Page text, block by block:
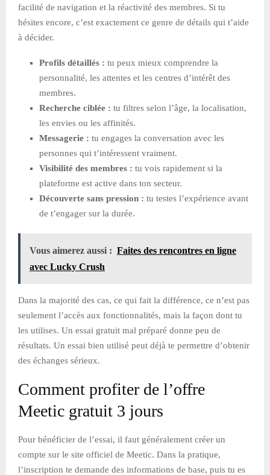
facilité de navigation et la réactivité des membres. Si tu
hésites encore, c’est exactement ce genre de détails qui t’aide
à décider.
Profils détaillés : tu peux mieux comprendre la
personnalité, les attentes et les centres d’intérêt des
membres.
Recherche ciblée : tu filtres selon l’âge, la localisation,
les envies ou les affinités.
Messagerie : tu engages la conversation avec les
personnes qui t’intéressent vraiment.
Visibilité des membres : tu vois rapidement si la
plateforme est active dans ton secteur.
Découverte sans pression : tu testes l’expérience avant
de t’engager sur la durée.
Vous aimerez aussi : Faites des rencontres en ligne
avec Lucky Crush
Dans la majorité des cas, ce qui fait la différence, ce n’est pas
seulement l’accès aux fonctionnalités, mais la façon dont tu
les utilises. Un essai gratuit mal préparé donne peu de
résultats. Un essai bien utilisé peut déjà te permettre d’obtenir
des échanges sérieux.
Comment profiter de l’offre
Meetic gratuit 3 jours
Pour bénéficier de l’essai, il faut généralement créer un
compte sur le site officiel de Meetic. Dans la pratique,
l’inscription te demande des informations de base, puis tu es